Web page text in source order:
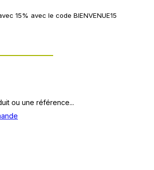
15% avec le code BIENVENUE15
ou une référence...